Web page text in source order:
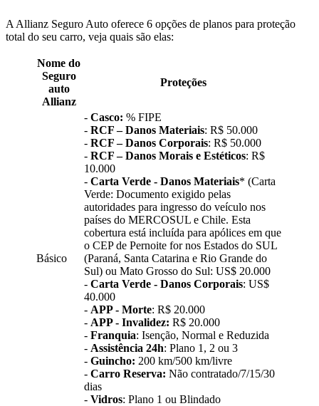
A Allianz Seguro Auto oferece 6 opções de planos para proteção
total do seu carro, veja quais são elas:
Nome do
Seguro
auto
Allianz
Proteções
Básico
- Casco: % FIPE
- RCF – Danos Materiais: R$ 50.000
- RCF – Danos Corporais: R$ 50.000
- RCF – Danos Morais e Estéticos: R$
10.000
- Carta Verde - Danos Materiais* (Carta
Verde: Documento exigido pelas
autoridades para ingresso do veículo nos
países do MERCOSUL e Chile. Esta
cobertura está incluída para apólices em que
o CEP de Pernoite for nos Estados do SUL
(Paraná, Santa Catarina e Rio Grande do
Sul) ou Mato Grosso do Sul: US$ 20.000
- Carta Verde - Danos Corporais: US$
40.000
- APP - Morte: R$ 20.000
- APP - Invalidez: R$ 20.000
- Franquia: Isenção, Normal e Reduzida
- Assistência 24h: Plano 1, 2 ou 3
- Guincho: 200 km/500 km/livre
- Carro Reserva: Não contratado/7/15/30
dias
- Vidros: Plano 1 ou Blindado